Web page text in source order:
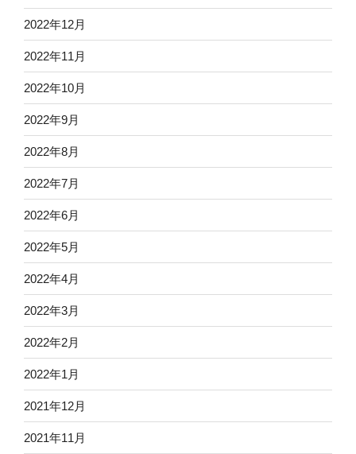
2022年12月
2022年11月
2022年10月
2022年9月
2022年8月
2022年7月
2022年6月
2022年5月
2022年4月
2022年3月
2022年2月
2022年1月
2021年12月
2021年11月